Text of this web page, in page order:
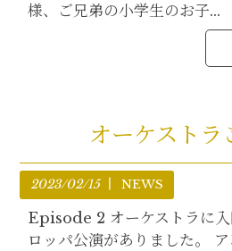
様、ご兄弟の小学生のお子...
オーケストラ
2023/02/15 NEWS
Episode 2 オーケストラに入
ロッパ公演がありました。